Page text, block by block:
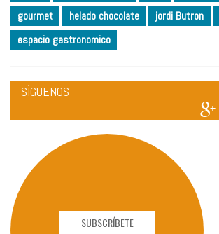
gourmet
helado chocolate jordi Butron
espacio gastronomico
SÍGUENOS
SUBSCRÍBETE